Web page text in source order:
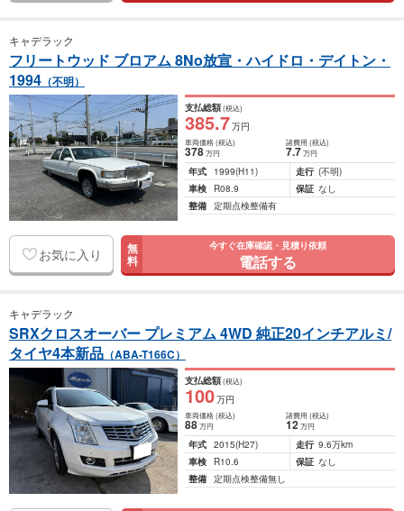
キャデラック
フリートウッド ブロアム 8No放宣・ハイドロ・デイトン・
1994 （不明）
支払総額(税込)
385.7万円
車両価格(税込)
378万円
諸費用 (税込)
7.7 万円
年式 1999(H11) 走行 (不明)
車検
R08.9 保証 なし
整備 定期点検整備有
お気に入り 無
料
今すぐ在庫確認・見積り依頼
電話する
キャデラック
SRXクロスオーバー プレミアム 4WD 純正20インチアルミ/
タイヤ4本新品 （ABA-T166C）
支払総額(税込)
100万円
車両価格(税込)
88万円
諸費用 (税込)
12 万円
年式 2015(H27) 走行 9.6万km
車検
R10.6 保証 なし
整備 定期点検整備無し